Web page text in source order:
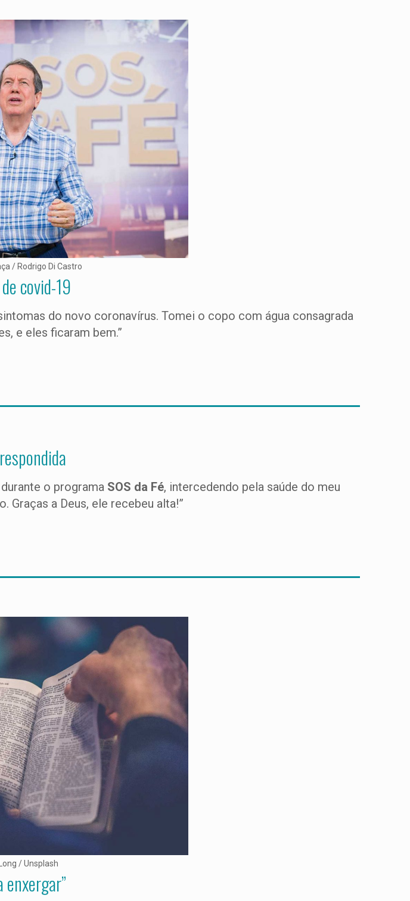
/ Rodrigo Di Castro
covid-19
do novo coronavírus. Tomei o copo com água consagrada
e eles ficaram bem.”
o programa SOS da Fé, intercedendo pela saúde do meu
a Deus, ele recebeu alta!”
/ Unsplash
enxergar”